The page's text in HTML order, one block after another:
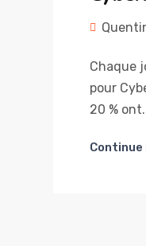
Chaque
pour
20 %
Continue